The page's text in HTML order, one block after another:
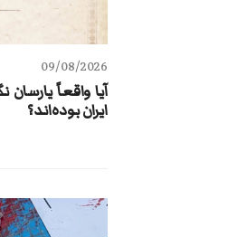
09/08/2026
آیا واقعاً
ایران بوده‌اند؟